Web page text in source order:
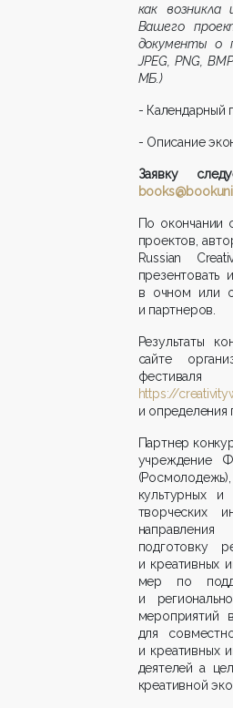
как возникла
Вашего
документы о
JPEG, PNG,
МБ.)
- Календарный
- Описание
Заявку
По окончании
проектов,
Russian
в очном или
и партнеров.
Результаты
сайте
https://
и определения
Партнер
учреждение
культурных
творческих
подготовку
и креативных
мер по
и
мероприятий
для
и креативных
деятелей а
креативной